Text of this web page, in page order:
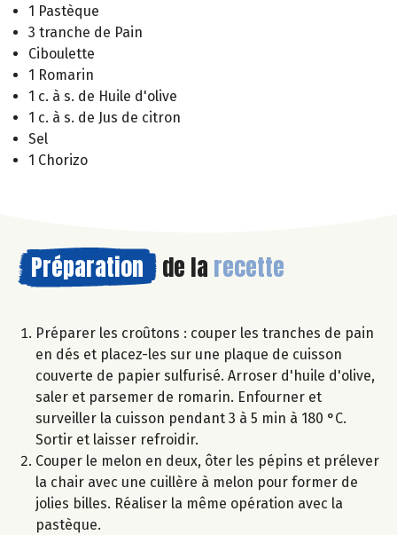
1 Pastèque
3 tranche de Pain
Ciboulette
1 Romarin
1 c. à s. de Huile d'olive
1 c. à s. de Jus de citron
Sel
1 Chorizo
Préparation de la recette
Préparer les croûtons : couper les tranches de pain
en dés et placez-les sur une plaque de cuisson
couverte de papier sulfurisé. Arroser d'huile d'olive,
saler et parsemer de romarin. Enfourner et
surveiller la cuisson pendant 3 à 5 min à 180 °C.
Sortir et laisser refroidir.
Couper le melon en deux, ôter les pépins et prélever
la chair avec une cuillère à melon pour former de
jolies billes. Réaliser la même opération avec la
pastèque.